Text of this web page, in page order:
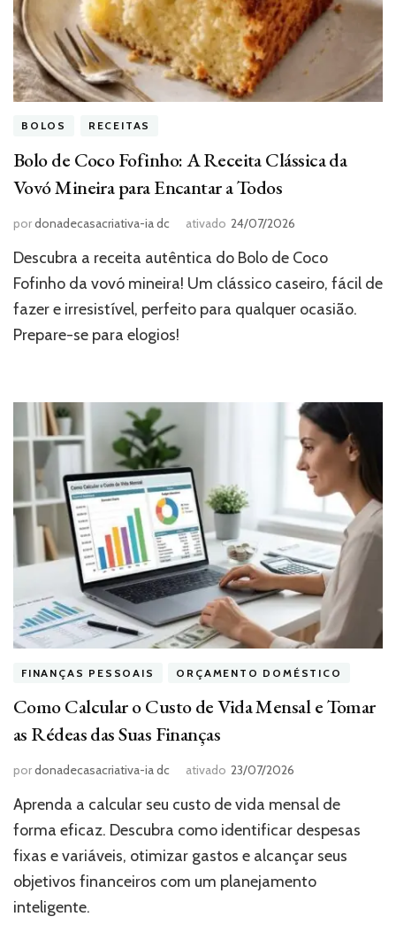
BOLOS RECEITAS
Bolo de Coco Fofinho: A Receita Clássica da
Vovó Mineira para Encantar a Todos
pordonadecasacriativa-ia dc ativado 24/07/2026
Descubra a receita autêntica do Bolo de Coco
Fofinho da vovó mineira! Um clássico caseiro, fácil de
fazer e irresistível, perfeito para qualquer ocasião.
Prepare-se para elogios!
FINANÇAS PESSOAIS ORÇAMENTO DOMÉSTICO
Como Calcular o Custo de Vida Mensal e Tomar
as Rédeas das Suas Finanças
pordonadecasacriativa-ia dc ativado 23/07/2026
Aprenda a calcular seu custo de vida mensal de
forma eficaz. Descubra como identificar despesas
fixas e variáveis, otimizar gastos e alcançar seus
objetivos financeiros com um planejamento
inteligente.